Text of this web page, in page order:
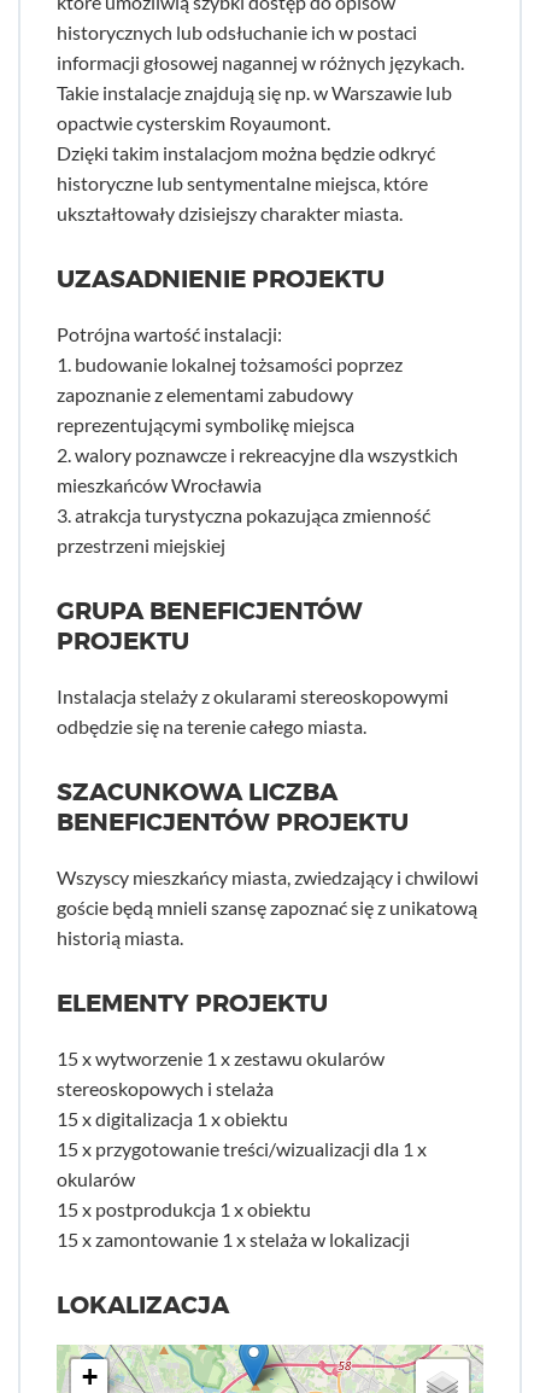
historycznych lub odsłuchanie ich w postaci
informacji głosowej nagannej w różnych językach.
Takie instalacje znajdują się np. w Warszawie lub
opactwie cysterskim Royaumont.
Dzięki takim instalacjom można będzie odkryć
historyczne lub sentymentalne miejsca, które
ukształtowały dzisiejszy charakter miasta.
UZASADNIENIE PROJEKTU
Potrójna wartość instalacji:
1. budowanie lokalnej tożsamości poprzez
zapoznanie z elementami zabudowy
reprezentującymi symbolikę miejsca
2. walory poznawcze i rekreacyjne dla wszystkich
mieszkańców Wrocławia
3. atrakcja turystyczna pokazująca zmienność
przestrzeni miejskiej
GRUPA BENEFICJENTÓW
PROJEKTU
Instalacja stelaży z okularami stereoskopowymi
odbędzie się na terenie całego miasta.
SZACUNKOWA LICZBA
BENEFICJENTÓW PROJEKTU
Wszyscy mieszkańcy miasta, zwiedzający i chwilowi
goście będą mnieli szansę zapoznać się z unikatową
historią miasta.
ELEMENTY PROJEKTU
15 x wytworzenie 1 x zestawu okularów
stereoskopowych i stelaża
15 x digitalizacja 1 x obiektu
15 x przygotowanie treści/wizualizacji dla 1 x
okularów
15 x postprodukcja 1 x obiektu
15 x zamontowanie 1 x stelaża w lokalizacji
LOKALIZACJA
+